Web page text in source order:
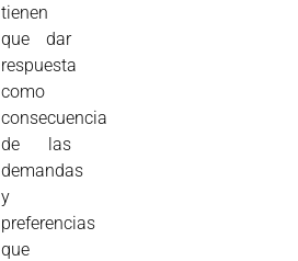
tienen
que dar
respuesta
como
consecuencia
de las
demandas
y
preferencias
que